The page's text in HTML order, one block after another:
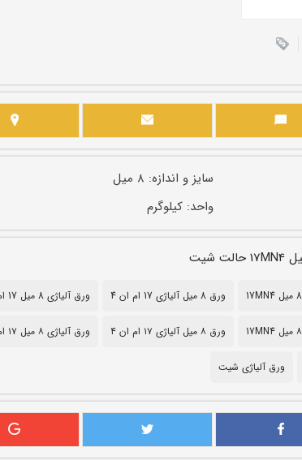
سایز و اندازه: ۸ میل
واحد: کیلوگرم
ورق 8 میل آلیاژی 17 ام ان 4 ورق آلیاژی 8 میل 17 ام ان 4
ورق ۸ میل آلیاژی ۱۷ ام ان ۴ ورق آلیاژی ۸ میل ۱۷ ام ان ۴
ورق آلیاژی شیت